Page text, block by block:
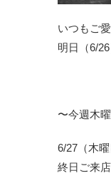
いつもご
明日（6/
〜今週木
6/27（木曜
終日ご来